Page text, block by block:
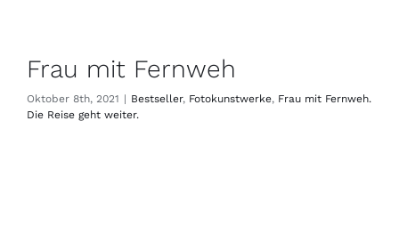
Frau mit Fernweh
Oktober 8th, 2021 | Bestseller, Fotokunstwerke, Frau mit Fernweh.
Die Reise geht weiter.